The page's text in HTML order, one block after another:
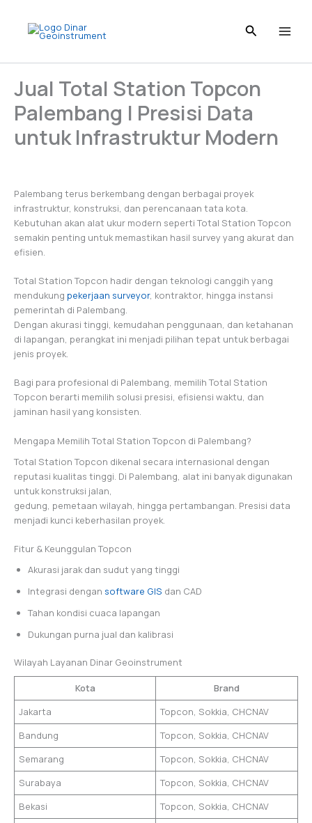
content
Jual Total Station Topcon
Palembang | Presisi Data
untuk Infrastruktur Modern
Palembang terus berkembang dengan berbagai proyek
infrastruktur, konstruksi, dan perencanaan tata kota.
Kebutuhan akan alat ukur modern seperti Total Station Topcon
semakin penting untuk memastikan hasil survey yang akurat dan
efisien.
Total Station Topcon hadir dengan teknologi canggih yang
mendukung pekerjaan surveyor, kontraktor, hingga instansi
pemerintah di Palembang.
Dengan akurasi tinggi, kemudahan penggunaan, dan ketahanan
di lapangan, perangkat ini menjadi pilihan tepat untuk berbagai
jenis proyek.
Bagi para profesional di Palembang, memilih Total Station
Topcon berarti memilih solusi presisi, efisiensi waktu, dan
jaminan hasil yang konsisten.
Mengapa Memilih Total Station Topcon di Palembang?
Total Station Topcon dikenal secara internasional dengan
reputasi kualitas tinggi. Di Palembang, alat ini banyak digunakan
untuk konstruksi jalan,
gedung, pemetaan wilayah, hingga pertambangan. Presisi data
menjadi kunci keberhasilan proyek.
Fitur & Keunggulan Topcon
Akurasi jarak dan sudut yang tinggi
Integrasi dengan software GIS dan CAD
Tahan kondisi cuaca lapangan
Dukungan purna jual dan kalibrasi
Wilayah Layanan Dinar Geoinstrument
Kota
Brand
Jakarta
Topcon, Sokkia, CHCNAV
Bandung
Topcon, Sokkia, CHCNAV
Semarang
Topcon, Sokkia, CHCNAV
Surabaya
Topcon, Sokkia, CHCNAV
Bekasi
Topcon, Sokkia, CHCNAV